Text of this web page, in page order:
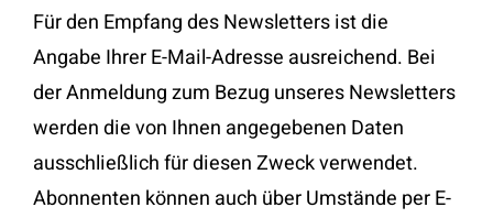
Für den Empfang des Newsletters ist die
Angabe Ihrer E-Mail-Adresse ausreichend. Bei
der Anmeldung zum Bezug unseres Newsletters
werden die von Ihnen angegebenen Daten
ausschließlich für diesen Zweck verwendet.
Abonnenten können auch über Umstände per E-